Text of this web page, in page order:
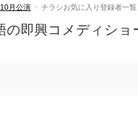
月公演 チラシお気に入り登録者一覧
の即興コメディショ